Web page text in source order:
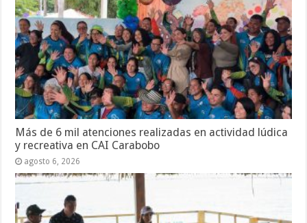
Más de 6 mil atenciones realizadas en actividad lúdica
y recreativa en CAI Carabobo
agosto 6, 2026